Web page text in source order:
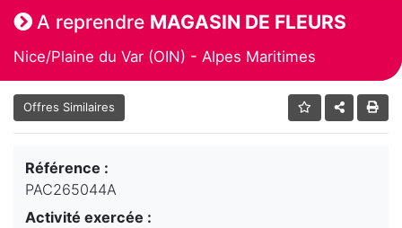
A reprendre MAGASIN DE FLEURS
Nice/Plaine du Var (OIN) - Alpes Maritimes
Offres Similaires
Référence :
PAC265044A
Activité exercée :